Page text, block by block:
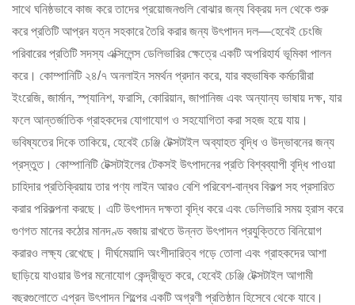
সাথে ঘনিষ্ঠভাবে কাজ করে তাদের প্রয়োজনগুলি বোঝার জন্য বিক্রয় দল থেকে শুরু
করে প্রতিটি আপ্রন যত্ন সহকারে তৈরি করার জন্য উৎপাদন দল—হেবেই চেংজি
পরিবারের প্রতিটি সদস্য এক্সিলেন্স ডেলিভারির ক্ষেত্রে একটি অপরিহার্য ভূমিকা পালন
করে। কোম্পানিটি ২৪/৭ অনলাইন সমর্থন প্রদান করে, যার বহুভাষিক কর্মচারীরা
ইংরেজি, জার্মান, স্প্যানিশ, ফরাসি, কোরিয়ান, জাপানিজ এবং অন্যান্য ভাষায় দক্ষ, যার
ফলে আন্তর্জাতিক গ্রাহকদের যোগাযোগ ও সহযোগিতা করা সহজ হয়ে যায়।
ভবিষ্যতের দিকে তাকিয়ে, হেবেই চেঞ্জি টেক্সটাইল অব্যাহত বৃদ্ধি ও উদ্ভাবনের জন্য
প্রস্তুত। কোম্পানিটি টেক্সটাইলের টেকসই উৎপাদনের প্রতি বিশ্বব্যাপী বৃদ্ধি পাওয়া
চাহিদার প্রতিক্রিয়ায় তার পণ্য লাইন আরও বেশি পরিবেশ-বান্ধব বিকল্প সহ প্রসারিত
করার পরিকল্পনা করছে। এটি উৎপাদন দক্ষতা বৃদ্ধি করে এবং ডেলিভারি সময় হ্রাস করে
গুণগত মানের কঠোর মানদণ্ড বজায় রাখতে উন্নত উৎপাদন প্রযুক্তিতে বিনিয়োগ
করারও লক্ষ্য রেখেছে। দীর্ঘমেয়াদি অংশীদারিত্ব গড়ে তোলা এবং গ্রাহকদের আশা
ছাড়িয়ে যাওয়ার উপর মনোযোগ কেন্দ্রীভূত করে, হেবেই চেঞ্জি টেক্সটাইল আগামী
বছরগুলোতে এপ্রন উৎপাদন শিল্পের একটি অগ্রণী প্রতিষ্ঠান হিসেবে থেকে যাবে।